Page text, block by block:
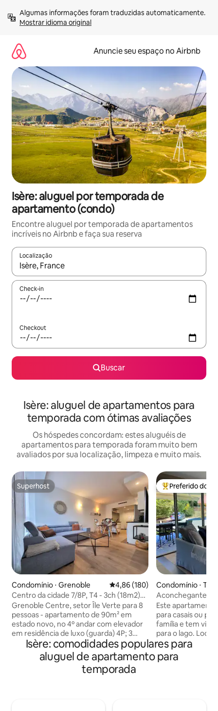
para
Mostrar idioma original
Anuncie seu espaço no Airbnb
Isère: aluguel por temporada de
apartamento (condo)
Encontre aluguel por temporada de apartamentos
incríveis no Airbnb e faça sua reserva
Localização
Quando os resultados estiverem disponíveis, explore-os
Check-in
Checkout
Buscar
Isère: aluguel de apartamentos para
temporada com ótimas avaliações
Os hóspedes concordam: estes aluguéis de
apartamentos para temporada foram muito bem
avaliados por sua localização, limpeza e muito mais.
Superhost
Superhost
Condomínio ⋅ Grenoble 4,86 de uma avaliação média de
4,86 (180)
Centro da cidade 7/8P, T4 - 3ch (18m2)
3SDB, Garagem
Grenoble Centre, setor Île Verte para 8
pessoas - apartamento de 90m² em
estado novo, no 4º andar com elevador
em residência de luxo (guarda) 4P; 3
quartos 18 m², 6 camas, 3 banheiros, 2
varandas, 4 TVs + Wi-Fi. GARAGEM
GRÁTIS! Localização ideal com
comodidades (padaria, mercearia,
Entre os
Preferido dos
Condomínio ⋅
Aconchegante 55
terraço e
Este
para casais ou
família e tem
para o lago. Localizado em Talloires (uma
das 1000 aldeias
em um campo
você se beneficia
Isère: comodidades populares para
aluguel de apartamento para
temporada